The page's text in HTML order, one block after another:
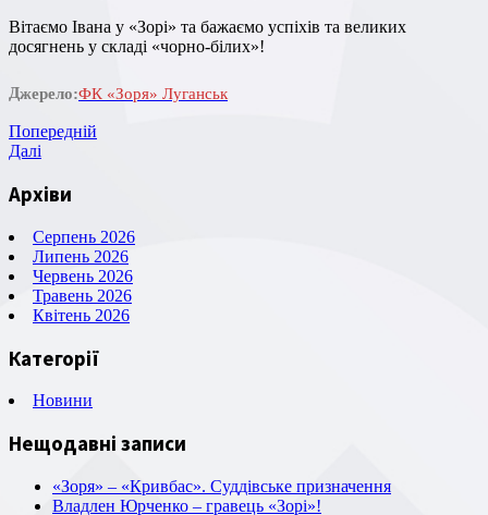
Вітаємо Івана у «Зорі» та бажаємо успіхів та великих
досягнень у складі «чорно-білих»!
Джерело:ФК «Зоря» Луганськ
Навігація
Попередній
запис
Попередній
Наступний
Далі
Архіви
Серпень 2026
Липень 2026
Червень 2026
Травень 2026
Квітень 2026
Категорії
Новини
Нещодавні записи
«Зоря» – «Кривбас». Суддівське призначення
Владлен Юрченко – гравець «Зорі»!